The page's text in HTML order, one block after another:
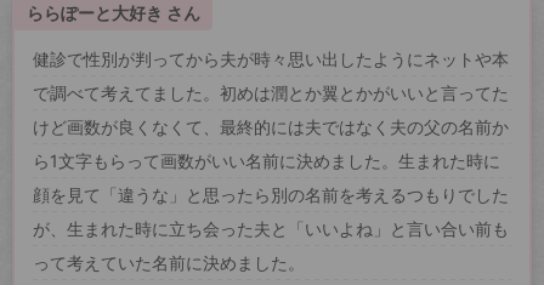
ららぽーと大好き さん
健診で性別が判ってから夫が時々思い出したようにネットや本
で調べて考えてました。初めは潤とか翼とかがいいと言ってた
けど画数が良くなくて、最終的には夫ではなく夫の父の名前か
ら1文字もらって画数がいい名前に決めました。生まれた時に
顔を見て「違うな」と思ったら別の名前を考えるつもりでした
が、生まれた時に立ち会った夫と「いいよね」と言い合い前も
って考えていた名前に決めました。